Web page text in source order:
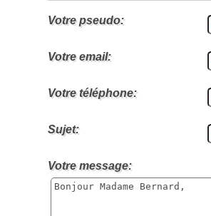
Votre pseudo:
Votre email:
Votre téléphone:
Sujet:
Votre message: